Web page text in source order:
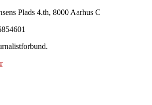
Plads 4.th, 8000 Aarhus C